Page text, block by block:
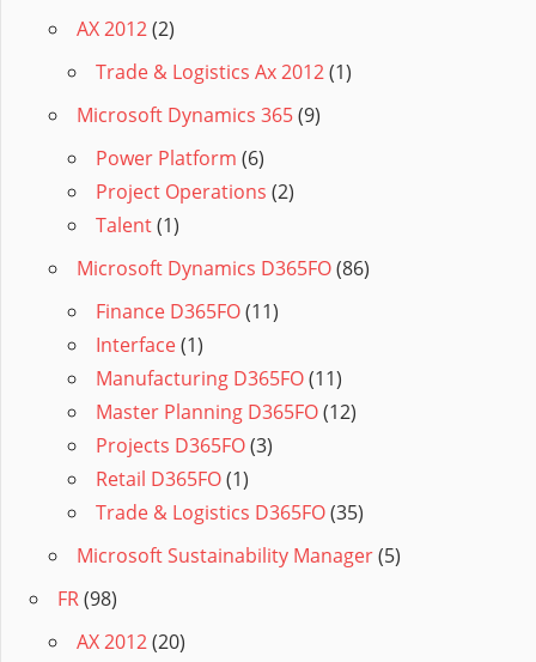
AX 2012(2)
Trade & Logistics Ax 2012(1)
Microsoft Dynamics 365(9)
Power Platform (6)
Project Operations (2)
Talent(1)
Microsoft Dynamics D365FO(86)
Finance D365FO(11)
Interface(1)
Manufacturing D365FO(11)
Master Planning D365FO(12)
Projects D365FO(3)
Retail D365FO(1)
Trade & Logistics D365FO(35)
Microsoft Sustainability Manager(5)
FR(98)
AX 2012(20)